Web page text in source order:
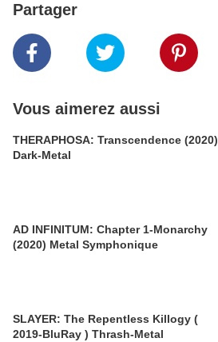
Partager
Vous aimerez aussi
THERAPHOSA: Transcendence (2020)
Dark-Metal
AD INFINITUM: Chapter 1-Monarchy
(2020) Metal Symphonique
SLAYER: The Repentless Killogy (
2019-BluRay ) Thrash-Metal